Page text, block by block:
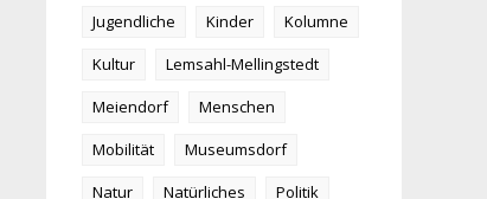
Jugendliche
Kinder
Kolumne
Kultur
Lemsahl-Mellingstedt
Meiendorf
Menschen
Mobilität
Museumsdorf
Natur
Natürliches
Politik